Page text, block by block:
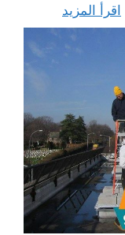
اقرأ المزيد